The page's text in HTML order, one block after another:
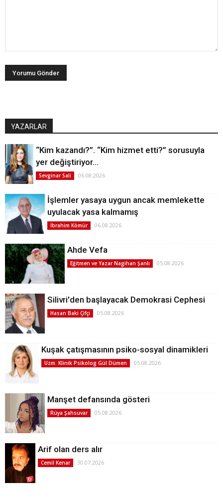
YAZARLAR
“Kim kazandı?”. “Kim hizmet etti?” sorusuyla
yer değiştiriyor…
Sevginar Sali 06.08.2026
İşlemler yasaya uygun ancak memlekette
uyulacak yasa kalmamış
İbrahim Kömür 06.08.2026
Ahde Vefa
Eğitmen ve Yazar Nagihan Şanlı 05.08.2026
Silivri'den başlayacak Demokrasi Cephesi
Hasan Baki Çifçi 05.08.2026
Kuşak çatışmasının psiko-sosyal dinamikleri
Uzm. Klinik Psikolog Gül Dümen 05.08.2026
Manşet defansında gösteri
Rüya Şahsuvar 05.08.2026
Arif olan ders alır
Cemil Kenar 30.07.2026